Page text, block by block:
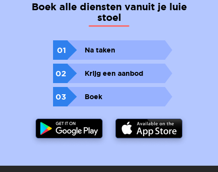
Boek alle diensten vanuit je luie
stoel
01 Na taken
02 Krijg een aanbod
03 Boek